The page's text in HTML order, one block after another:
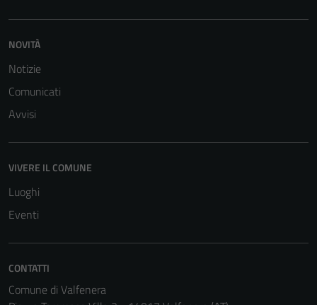
NOVITÀ
Notizie
Comunicati
Avvisi
VIVERE IL COMUNE
Luoghi
Eventi
CONTATTI
Comune di Valfenera